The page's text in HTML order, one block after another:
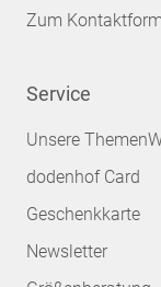
Zum
Service
Unsere
dodenhof Card
Geschenkkarte
Newsletter